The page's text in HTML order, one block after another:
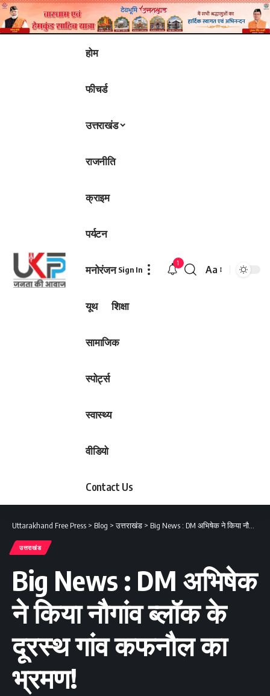
होम
फीचर्ड
उत्तराखंड
राजनीति
क्राइम
पर्यटन
मनोरंजन
यूथ शिक्षा
सामाजिक
स्पोर्ट्स
स्वास्थ्य
वीडियो
Contact Us
Sign In
1
Font
Aa
Uttarakhand Free Press > Blog >उत्तराखंड > Big News : DM अभिषेक ने किया नौगांव ब्लॉक के दूरस्थ गांव कफनौल का भ्रमण!
उत्तराखंड
Big News : DM अभिषेक
ने किया नौगांव ब्लॉक के
दूरस्थ गांव कफनौल का
भ्रमण!